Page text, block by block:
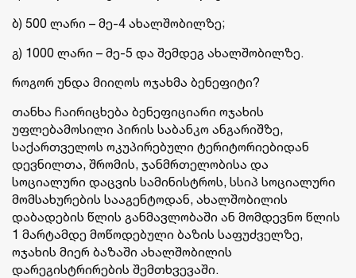
ბ) 500 ლარი – მე-4 ახალშობილზე;
გ) 1000 ლარი – მე-5 და შემდეგ ახალშობილზე.
როგორ უნდა მიიღოს ოჯახმა ბენეფიტი?
თანხა ჩაირიცხება ბენეფიციარი ოჯახის
უფლებამოსილი პირის საბანკო ანგარიშზე,
საქართველოს ოკუპირებული ტერიტორიებიდან
დევნილთა, შრომის, ჯანმრთელობისა და
სოციალური დაცვის სამინისტროს, სსიპ სოციალური
მომსახურების სააგენტოდან, ახალშობილის
დაბადების წლის განმავლობაში ან მომდევნო წლის
1 მარტამდე მოწოდებული ბაზის საფუძველზე,
ოჯახის მიერ ბაზაში ახალშობილის
დარეგისტრირების შემთხვევაში.